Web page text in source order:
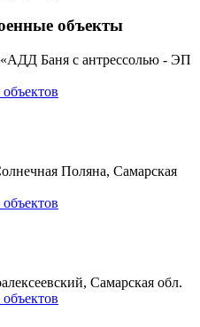
объекты
Баня с антрессолью - ЭП
Поляна, Самарская
Самарская обл.